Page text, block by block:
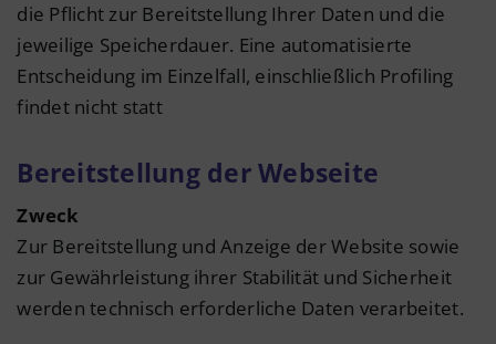
die Pflicht zur Bereitstellung Ihrer Daten und die
jeweilige Speicherdauer. Eine automatisierte
Entscheidung im Einzelfall, einschließlich Profiling
findet nicht statt
Bereitstellung der Webseite
Zweck
Zur Bereitstellung und Anzeige der Website sowie
zur Gewährleistung ihrer Stabilität und Sicherheit
werden technisch erforderliche Daten verarbeitet.